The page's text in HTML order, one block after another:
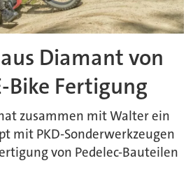
Diamant von
Bike Fertigung
zusammen mit Walter ein
mit PKD-Sonderwerkzeugen
von Pedelec-Bauteilen